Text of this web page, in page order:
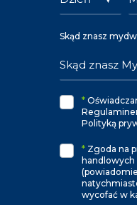
Skąd znasz
*
Polityką
* Zgoda na
wycofać w